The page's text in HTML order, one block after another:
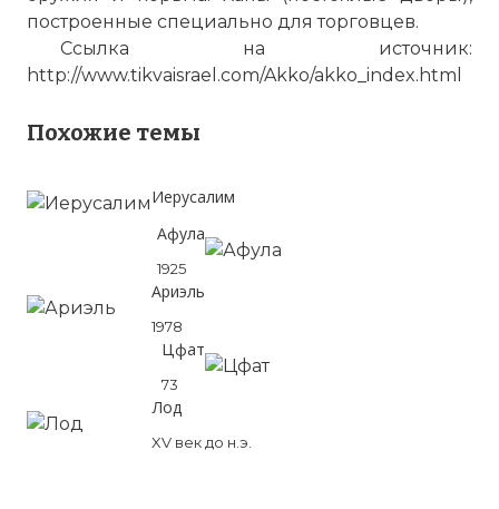
построенные специально для торговцев.
Ссылка на источник:
http://www.tikvaisrael.com/Akko/akko_index.html
Похожие темы
Иерусалим
Афула
1925
Ариэль
1978
Цфат
73
Лод
XV век до н.э.